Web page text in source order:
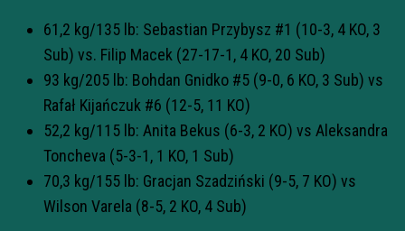
61,2 kg/135 lb: Sebastian Przybysz #1 (10-3, 4 KO, 3
Sub) vs. Filip Macek (27-17-1, 4 KO, 20 Sub)
93 kg/205 lb: Bohdan Gnidko #5 (9-0, 6 KO, 3 Sub) vs
Rafał Kijańczuk #6 (12-5, 11 KO)
52,2 kg/115 lb: Anita Bekus (6-3, 2 KO) vs Aleksandra
Toncheva (5-3-1, 1 KO, 1 Sub)
70,3 kg/155 lb: Gracjan Szadziński (9-5, 7 KO) vs
Wilson Varela (8-5, 2 KO, 4 Sub)